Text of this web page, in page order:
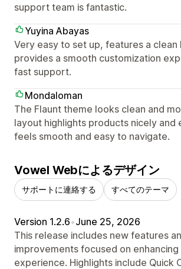
support team is fantastic.
Yuyina Abayas
Very easy to set up, features a clean
provides a smooth customization
fast support.
Mondaloman
The Flaunt theme looks clean and
layout highlights products nicely and
feels smooth and easy to navigate.
Vowel Webによるデザイン
サポートに連絡する すべてのテーマ
Version 1.2.6•June 25, 2026
This release includes new features
improvements focused on
experience. Highlights include Quick